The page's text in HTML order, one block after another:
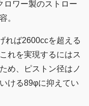
ロワー製のストロー
。
れば2600ccを超える
れを実現するにはス
め、ピストン径はノ
ける89φに抑えてい